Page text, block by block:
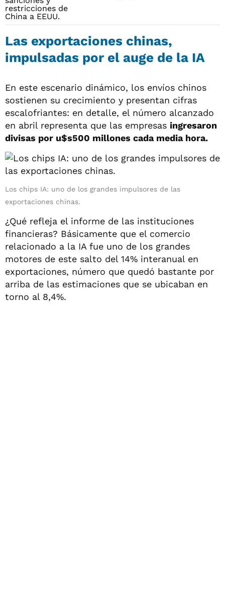
Las exportaciones chinas,
impulsadas por el auge de la IA
En este escenario dinámico, los envíos chinos
sostienen su crecimiento y presentan cifras
escalofriantes: en detalle, el número alcanzado
en abril representa que las empresas ingresaron
divisas por u$s500 millones cada media hora.
Los chips IA: uno de los grandes impulsores de las
exportaciones chinas.
¿Qué refleja el informe de las instituciones
financieras? Básicamente que el comercio
relacionado a la IA fue uno de los grandes
motores de este salto del 14% interanual en
exportaciones, número que quedó bastante por
arriba de las estimaciones que se ubicaban en
torno al 8,4%.